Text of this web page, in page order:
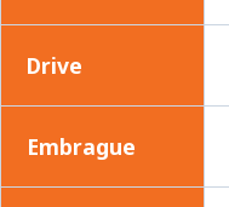
Drive
Embrague